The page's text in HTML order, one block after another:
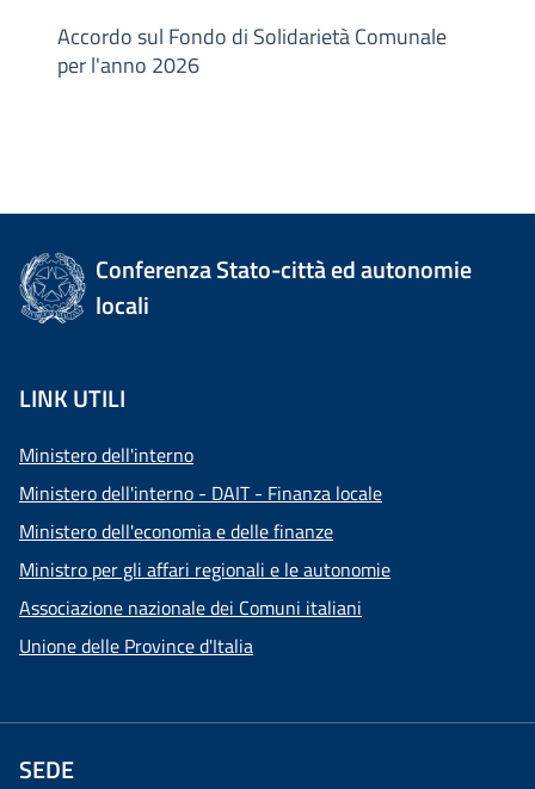
Accordo sul Fondo di Solidarietà Comunale
per l'anno 2026
Conferenza Stato-città ed autonomie
locali
LINK UTILI
Ministero dell'interno
Ministero dell'interno - DAIT - Finanza locale
Ministero dell'economia e delle finanze
Ministro per gli affari regionali e le autonomie
Associazione nazionale dei Comuni italiani
Unione delle Province d'Italia
SEDE